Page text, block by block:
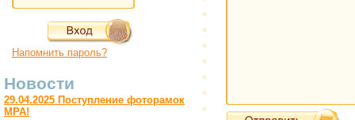
Напомнить пароль?
Новости
29.04.2025 Поступление фоторамок
МРА!